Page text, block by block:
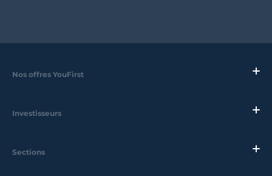
Nos offres YouFirst
Investisseurs
Sections